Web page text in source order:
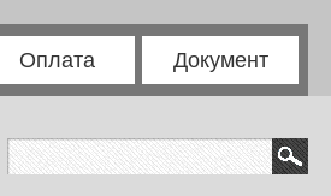
Оплата Документ